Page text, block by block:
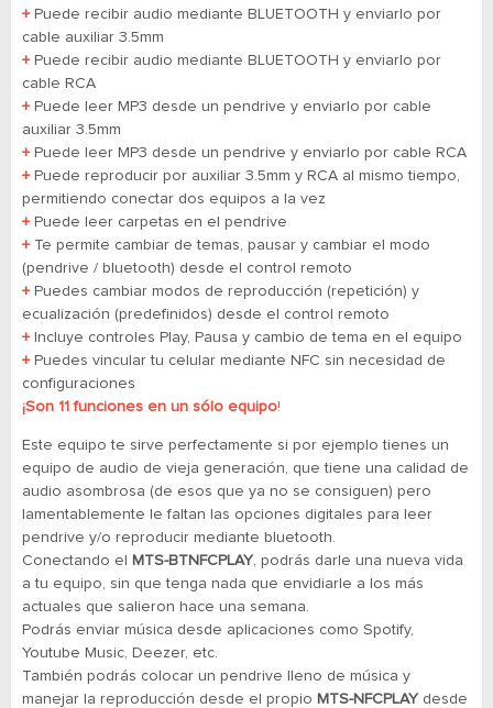
+ Puede recibir audio mediante BLUETOOTH y enviarlo por
cable auxiliar 3.5mm
+ Puede recibir audio mediante BLUETOOTH y enviarlo por
cable RCA
+ Puede leer MP3 desde un pendrive y enviarlo por cable
auxiliar 3.5mm
+ Puede leer MP3 desde un pendrive y enviarlo por cable RCA
+ Puede reproducir por auxiliar 3.5mm y RCA al mismo tiempo,
permitiendo conectar dos equipos a la vez
+ Puede leer carpetas en el pendrive
+ Te permite cambiar de temas, pausar y cambiar el modo
(pendrive / bluetooth) desde el control remoto
+ Puedes cambiar modos de reproducción (repetición) y
ecualización (predefinidos) desde el control remoto
+ Incluye controles Play, Pausa y cambio de tema en el equipo
+ Puedes vincular tu celular mediante NFC sin necesidad de
configuraciones
¡Son 11 funciones en un sólo equipo!
Este equipo te sirve perfectamente si por ejemplo tienes un
equipo de audio de vieja generación, que tiene una calidad de
audio asombrosa (de esos que ya no se consiguen) pero
lamentablemente le faltan las opciones digitales para leer
pendrive y/o reproducir mediante bluetooth.
Conectando el
MTS-BTNFCPLAY, podrás darle una nueva vida
a tu equipo, sin que tenga nada que envidiarle a los más
actuales que salieron hace una semana.
Podrás enviar música desde aplicaciones como Spotify,
Youtube Music, Deezer, etc.
También podrás colocar un pendrive lleno de música y
manejar la reproducción desde el propio MTS-NFCPLAY desde